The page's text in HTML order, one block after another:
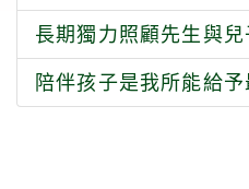
長期獨力照顧先生與
陪伴孩子是我所能給